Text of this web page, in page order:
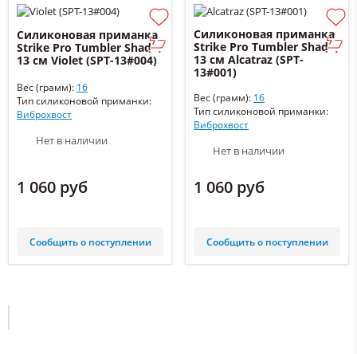
Силиконовая приманка
Strike Pro Tumbler Shad
13 см Violet (SPT-13#004)
Вес (грамм): 16
Тип силиконовой приманки:
Виброхвост
Нет в наличии
1 060 руб
Сообщить о поступлении
Силиконовая приманка
Strike Pro Tumbler Shad
13 см Alcatraz (SPT-
13#001)
Вес (грамм): 16
Тип силиконовой приманки:
Виброхвост
Нет в наличии
1 060 руб
Сообщить о поступлении